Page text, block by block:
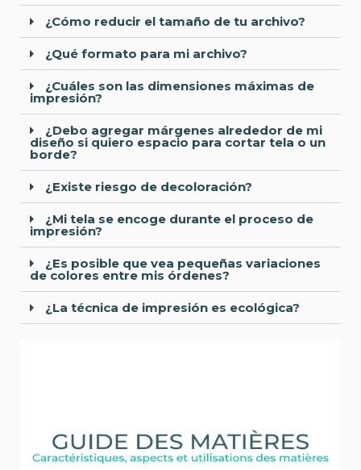
¿Cómo reducir el tamaño de tu archivo?
¿Qué formato para mi archivo?
¿Cuáles son las dimensiones máximas de
impresión?
¿Debo agregar márgenes alrededor de mi
diseño si quiero espacio para cortar tela o un
borde?
¿Existe riesgo de decoloración?
¿Mi tela se encoge durante el proceso de
impresión?
¿Es posible que vea pequeñas variaciones
de colores entre mis órdenes?
¿La técnica de impresión es ecológica?